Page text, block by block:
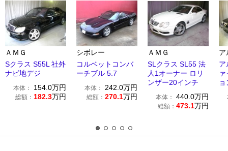
ＡＭＧ
Sクラス S55L 社外
ナビ地デジ
本体： 154.0万円
総額： 182.3万円
シボレー
コルベットコンバ
ーチブル 5.7
本体： 242.0万円
総額： 270.1万円
ＡＭＧ
SLクラス SL55 法
人1オーナー ロリ
ンザー20インチ
本体： 440.0万円
総額： 473.1万円
ア